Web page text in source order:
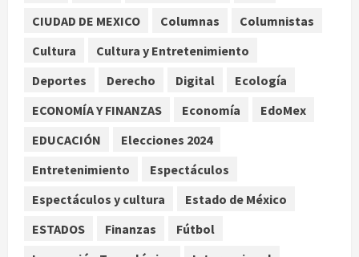
Claudia Sheinbaum decreta Jornada
domingo de agosto
agosto 10, 2026
ciudad y la resistencia desde el
Jardín Hidalgo de Coyoacán atrae
CIUDAD DE MEXICO
Columnas
Columnistas
Cultura
Cultura y Entretenimiento
Deportes
Derecho Digital
Ecología
ECONOMÍA Y FINANZAS
Economía
EdoMex
EDUCACIÓN
Elecciones 2024
Entretenimiento
Espectáculos
Espectáculos y cultura
Estado de México
ESTADOS
Finanzas
Fútbol